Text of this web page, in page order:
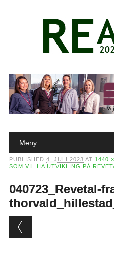
Main menu
Meny
PUBLISHED 4. JULI 2023 AT 1440
SOM VIL HA UTVIKLING PÅ
040723_Revetal-